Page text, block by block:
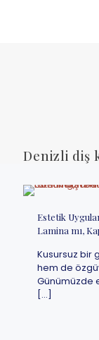
Denizli diş
Estetik
Lamina mı,
Kusursuz bir
hem de
Günümüzde
[…]